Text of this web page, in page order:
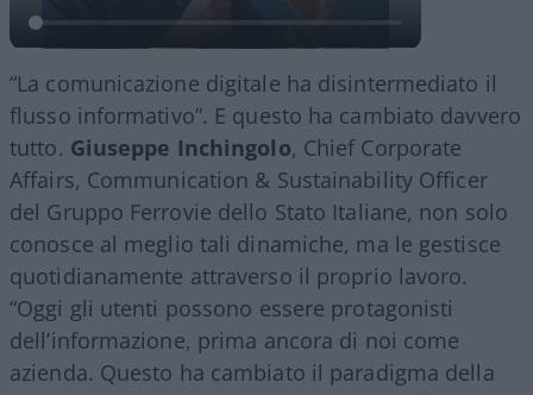
“La comunicazione digitale ha disintermediato il
flusso informativo”. E questo ha cambiato davvero
tutto. Giuseppe Inchingolo, Chief Corporate
Affairs, Communication & Sustainability Officer
del Gruppo Ferrovie dello Stato Italiane, non solo
conosce al meglio tali dinamiche, ma le gestisce
quotidianamente attraverso il proprio lavoro.
“Oggi gli utenti possono essere protagonisti
dell’informazione, prima ancora di noi come
azienda. Questo ha cambiato il paradigma della